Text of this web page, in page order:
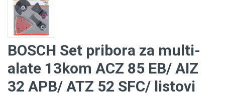
BOSCH Set pribora za multi-
alate 13kom ACZ 85 EB/ AIZ
32 APB/ ATZ 52 SFC/ listovi